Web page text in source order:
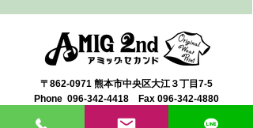
〒862-0971 熊本市中央区大江３丁目7-5
​Phone 096-342-4418 Fax 096-342-4880